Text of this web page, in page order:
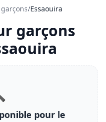
/Essaouira
garçons
pour le